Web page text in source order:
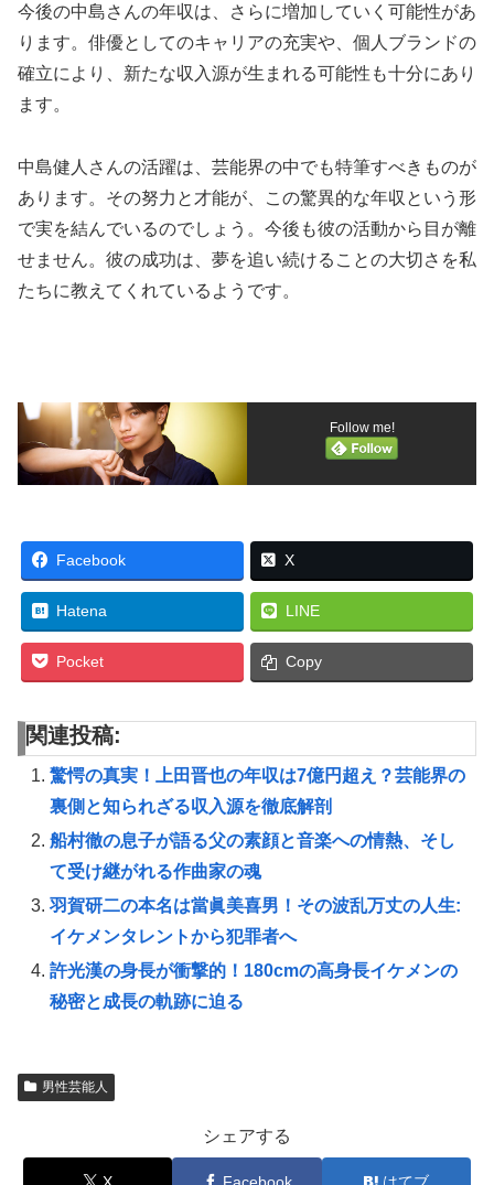
今後の中島さんの年収は、さらに増加していく可能性があ
ります。俳優としてのキャリアの充実や、個人ブランドの
確立により、新たな収入源が生まれる可能性も十分にあり
ます。
中島健人さんの活躍は、芸能界の中でも特筆すべきものが
あります。その努力と才能が、この驚異的な年収という形
で実を結んでいるのでしょう。今後も彼の活動から目が離
せません。彼の成功は、夢を追い続けることの大切さを私
たちに教えてくれているようです。
Follow me!
Facebook X
Hatena LINE
Pocket Copy
関連投稿:
驚愕の真実！上田晋也の年収は7億円超え？芸能界の
裏側と知られざる収入源を徹底解剖
船村徹の息子が語る父の素顔と音楽への情熱、そし
て受け継がれる作曲家の魂
羽賀研二の本名は當眞美喜男！その波乱万丈の人生:
イケメンタレントから犯罪者へ
許光漢の身長が衝撃的！180cmの高身長イケメンの
秘密と成長の軌跡に迫る
男性芸能人
シェアする